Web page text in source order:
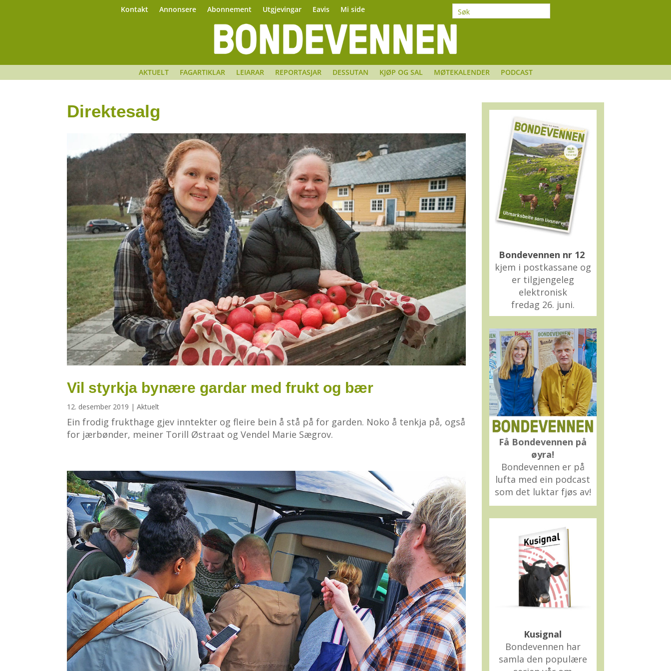
Kontakt Annonsere Abonnement Utgjevingar Eavis Mi side
AKTUELT FAGARTIKLAR LEIARAR REPORTASJAR DESSUTAN KJØP OG SAL MØTEKALENDER PODCAST
Direktesalg
Vil styrkja bynære gardar med frukt og bær
12. desember 2019 |Aktuelt
Ein frodig frukthage gjev inntekter og fleire bein å stå på for garden. Noko å tenkja på, også
for jærbønder, meiner Torill Østraat og Vendel Marie Sægrov.
Bondevennen nr 12
kjem i postkassane og
er tilgjengeleg
elektronisk
fredag 26. juni.
Få Bondevennen på
øyra!
Bondevennen er på
lufta med ein podcast
som det luktar fjøs av!
Kusignal
Bondevennen har
samla den populære